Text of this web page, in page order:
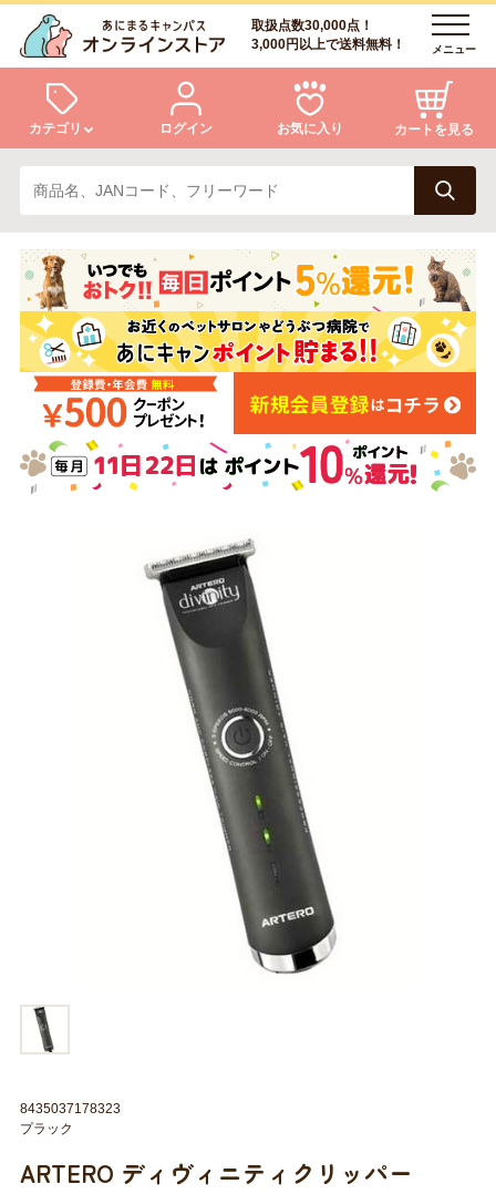
取扱点数30,000点！
3,000円以上で送料無料！
メニュー
カテゴリ
犬 猫
小動物・鳥 アクア・爬虫類・昆虫
ドッグフード キャットフード
美容・ケア用品 服・おさんぽ用品
日用品（デイリー）
ログイン お気に入り カートを見る
ログイン
会員登録
あにまるキャンパスについて
アフターサービス
商品リクエスト
ARTERO ディヴィニティクリッパー
8435037178323
プラック